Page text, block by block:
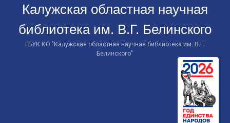
Калужская областная научная
библиотека им. В.Г. Белинского
ГБУК КО "Калужская областная научная библиотека им. В.Г.
Белинского"